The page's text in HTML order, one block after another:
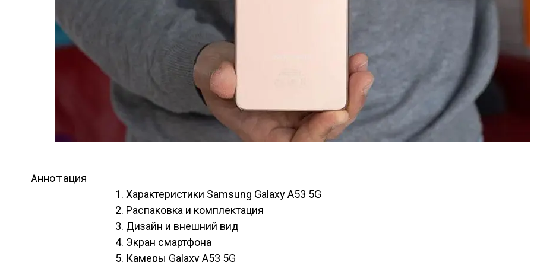
Аннотация
Характеристики Samsung Galaxy A53 5G
Распаковка и комплектация
Дизайн и внешний вид
Экран смартфона
Камеры Galaxy A53 5G